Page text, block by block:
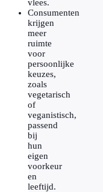
vlees.
Consumenten
krijgen
meer
ruimte
voor
persoonlijke
keuzes,
zoals
vegetarisch
of
veganistisch,
passend
bij
hun
eigen
voorkeur
en
leeftijd.